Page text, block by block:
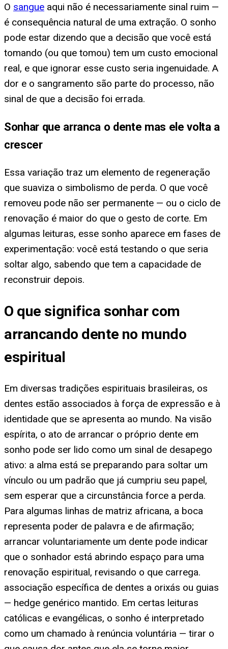
O sangue aqui não é necessariamente sinal ruim —
é consequência natural de uma extração. O sonho
pode estar dizendo que a decisão que você está
tomando (ou que tomou) tem um custo emocional
real, e que ignorar esse custo seria ingenuidade. A
dor e o sangramento são parte do processo, não
sinal de que a decisão foi errada.
Sonhar que arranca o dente mas ele volta a
crescer
Essa variação traz um elemento de regeneração
que suaviza o simbolismo de perda. O que você
removeu pode não ser permanente — ou o ciclo de
renovação é maior do que o gesto de corte. Em
algumas leituras, esse sonho aparece em fases de
experimentação: você está testando o que seria
soltar algo, sabendo que tem a capacidade de
reconstruir depois.
O que significa sonhar com
arrancando dente no mundo
espiritual
Em diversas tradições espirituais brasileiras, os
dentes estão associados à força de expressão e à
identidade que se apresenta ao mundo. Na visão
espírita, o ato de arrancar o próprio dente em
sonho pode ser lido como um sinal de desapego
ativo: a alma está se preparando para soltar um
vínculo ou um padrão que já cumpriu seu papel,
sem esperar que a circunstância force a perda.
Para algumas linhas de matriz africana, a boca
representa poder de palavra e de afirmação;
arrancar voluntariamente um dente pode indicar
que o sonhador está abrindo espaço para uma
renovação espiritual, revisando o que carrega.
associação específica de dentes a orixás ou guias
— hedge genérico mantido. Em certas leituras
católicas e evangélicas, o sonho é interpretado
como um chamado à renúncia voluntária — tirar o